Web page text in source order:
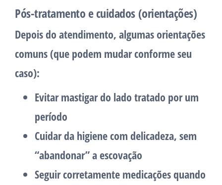
Pós-tratamento e cuidados (orientações)
Depois do atendimento, algumas orientações
comuns (que podem mudar conforme seu
caso):
Evitar mastigar do lado tratado por um
período
Cuidar da higiene com delicadeza, sem
“abandonar” a escovação
Seguir corretamente medicações quando